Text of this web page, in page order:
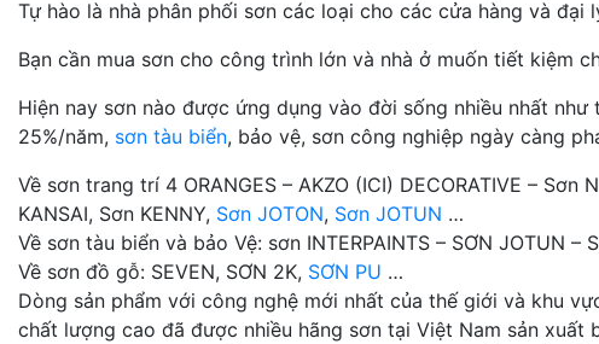
Tự hào là nhà phân phối sơn các loại cho các cửa hàng và
Bạn cần mua sơn cho công trình lớn và nhà ở muốn tiết kiệm
Hiện nay sơn nào được ứng dụng vào đời sống nhiều nhất
25%/năm, sơn tàu biển, bảo vệ, sơn công nghiệp ngày càng
Về sơn trang trí 4 ORANGES – AKZO (ICI) DECORATIVE – Sơn
KANSAI, Sơn KENNY, Sơn JOTON, Sơn JOTUN …
Về sơn tàu biển và bảo Vệ: sơn INTERPAINTS – SƠN JOTUN –
Về sơn đồ gỗ: SEVEN, SƠN 2K, SƠN PU …
Dòng sản phẩm với công nghệ mới nhất của thế giới và khu
chất lượng cao đã được nhiều hãng sơn tại Việt Nam sản